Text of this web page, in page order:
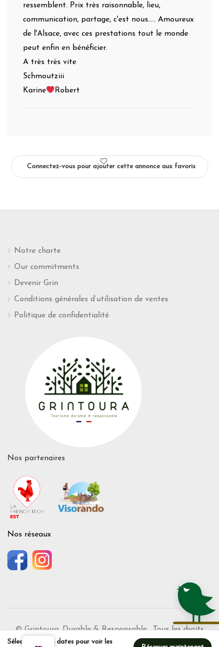
ressemblent. Prix très raisonnable, lieu,
communication, partage, c'est nous..... Amoureux
de l'Alsace, avec ces prestations tout le monde
peut enfin en bénéficier.
A très très vite
Schmoutziii
Karine
Robert
Connectez-vous pour ajouter cette annonce aux favoris
Notre charte
Our commitments
Devenir Grin
Conditions générales d’utilisation de ventes
Politique de confidentialité
Nos partenaires
Nos réseaux
© Grintoura. Durable & Responsable. Tous les droits
sont réservés.
Sélectionnez les dates pour voir les